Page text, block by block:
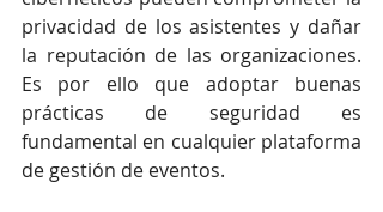
privacidad de los asistentes y dañar
la reputación de las organizaciones.
Es por ello que adoptar buenas
prácticas de seguridad es
fundamental en cualquier plataforma
de gestión de eventos.